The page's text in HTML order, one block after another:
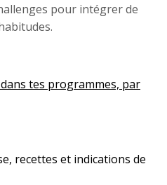
pour intégrer de
tes programmes, par
recettes et indications de